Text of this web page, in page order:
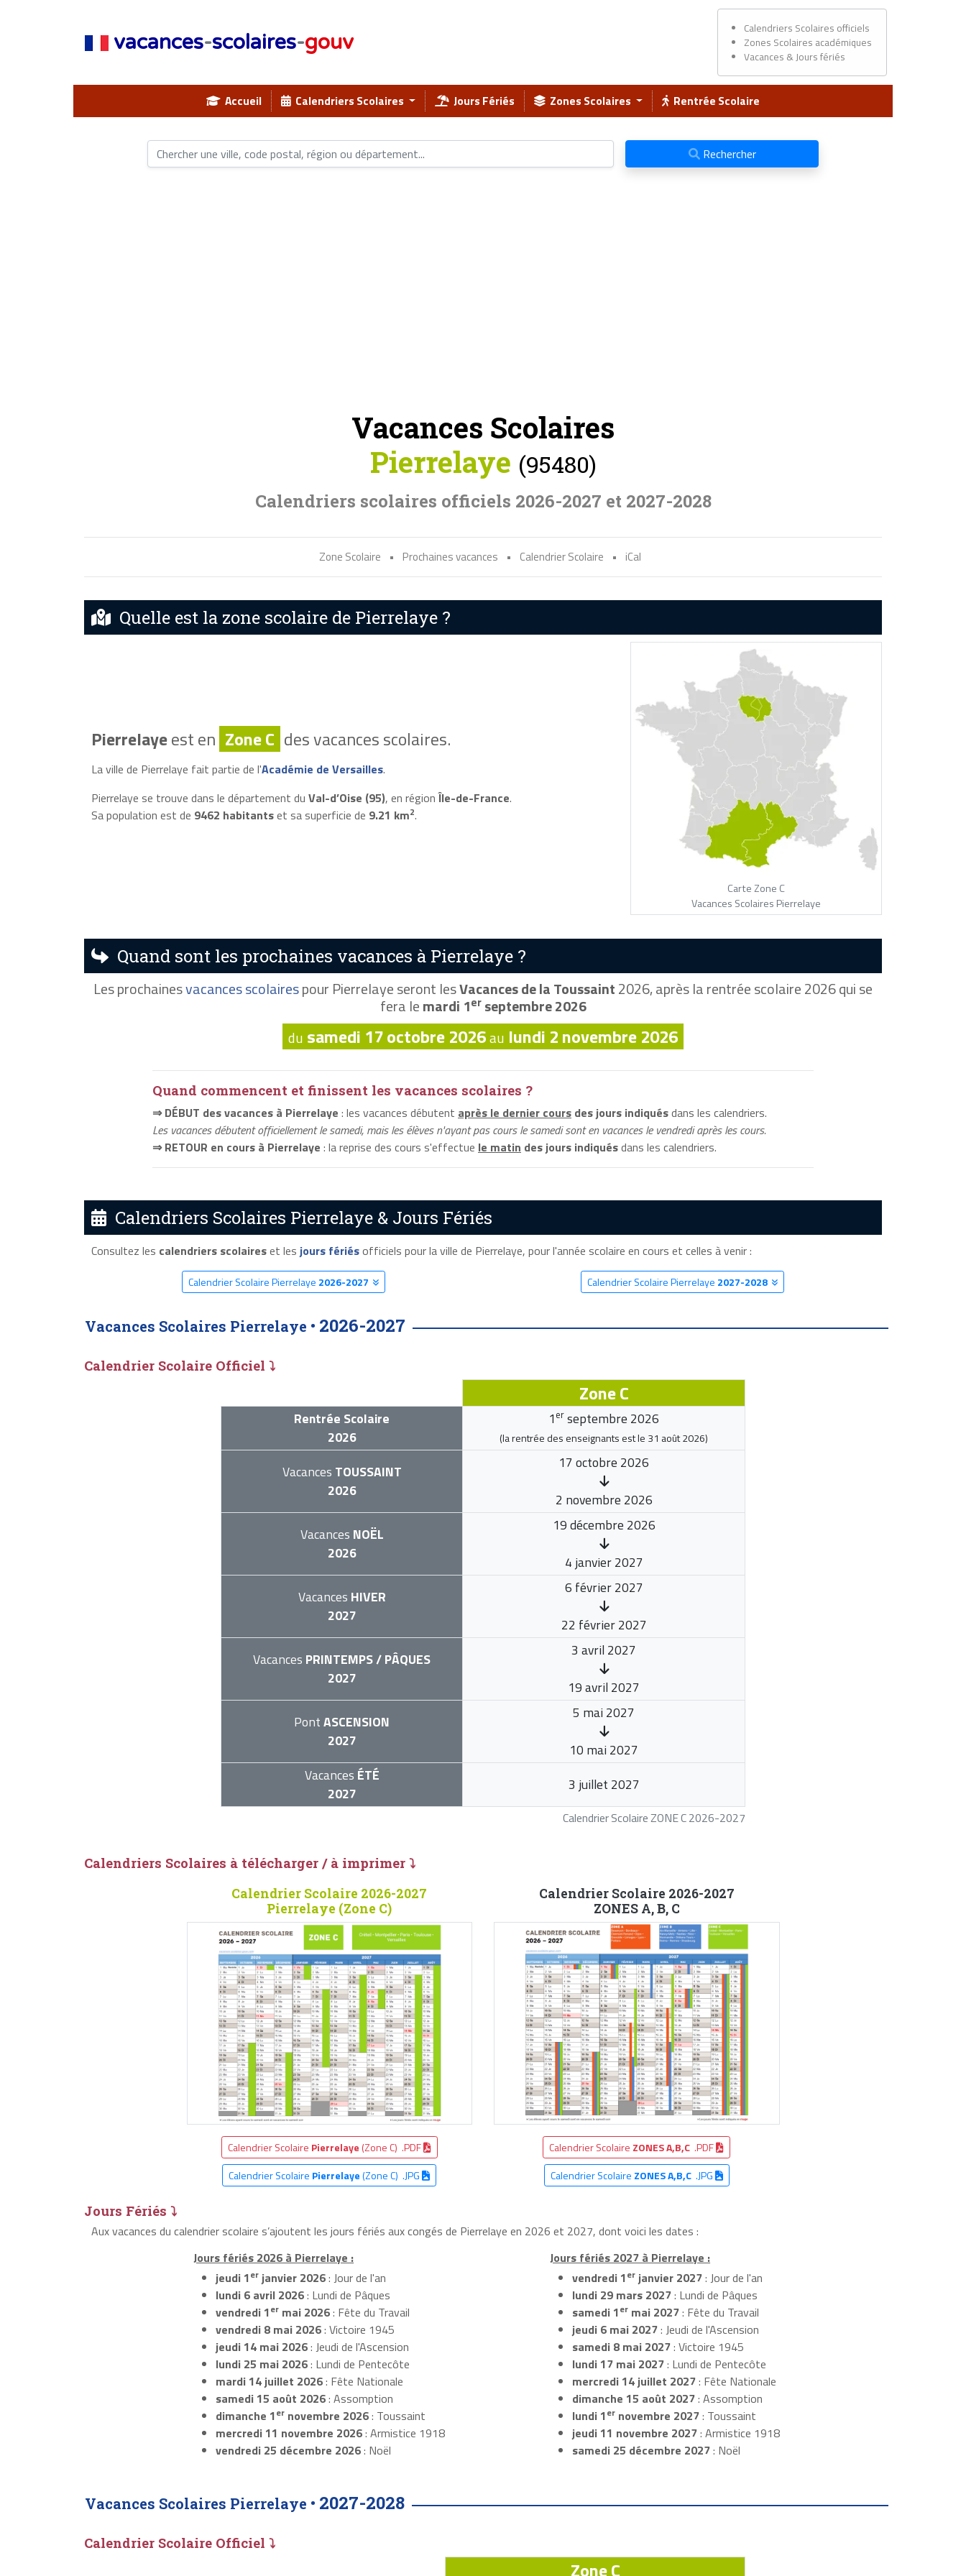
vacances-scolaires-gouv
Calendriers Scolaires officiels
Zones Scolaires académiques
Vacances & Jours fériés
Accueil Calendriers Scolaires Jours Fériés Zones Scolaires Rentrée Scolaire
Rechercher
Vacances Scolaires
Pierrelaye (95480)
Calendriers scolaires officiels 2026-2027 et 2027-2028
Zone Scolaire • Prochaines vacances • Calendrier Scolaire • iCal
Quelle est la zone scolaire de Pierrelaye ?
Pierrelayeest en Zone C des vacances scolaires.
La ville de Pierrelaye fait partie de l'Académie de Versailles.
Pierrelaye se trouve dans le département du Val-d’Oise (95), en régionÎle-de-France.
Sa population est de 9462 habitantset sa superficie de 9.21 km2.
Carte Zone C
Vacances Scolaires Pierrelaye
Quand sont les prochaines vacances à Pierrelaye ?
Les prochainesvacances scolairespour Pierrelaye seront lesVacances de la Toussaint2026, après la rentrée scolaire 2026 qui se
fera lemardi 1erseptembre 2026
du samedi 17 octobre 2026au lundi 2 novembre 2026
Quand commencent et finissent les vacances scolaires ?
⇒ DÉBUT des vacances à Pierrelaye : les vacances débutent après le dernier cours des jours indiquésdans les calendriers.
Les vacances débutent officiellement le samedi, mais les élèves n'ayant pas cours le samedi sont en vacances le vendredi après les cours.
⇒ RETOUR en cours à Pierrelaye : la reprise des cours s'effectue le matin des jours indiquésdans les calendriers.
Calendriers Scolaires Pierrelaye & Jours Fériés
Consultez les calendriers scolaireset les jours fériésofficiels pour la ville de Pierrelaye, pour l'année scolaire en cours et celles à venir :
Calendrier Scolaire Pierrelaye 2026-2027 Calendrier Scolaire Pierrelaye 2027-2028
Vacances Scolaires Pierrelaye • 2026-2027
Calendrier Scolaire Officiel ⤵
Calendrier Scolaire ZONE C 2026-2027
Zone C
Rentrée Scolaire
2026
1 er septembre 2026
(la rentrée des enseignants est le 31 août 2026)
Vacances TOUSSAINT
2026
17 octobre 2026
2 novembre 2026
Vacances NOËL
2026
19 décembre 2026
4 janvier 2027
Vacances HIVER
2027
6 février 2027
22 février 2027
Vacances PRINTEMPS / PÂQUES
2027
3 avril 2027
19 avril 2027
PontASCENSION
2027
5 mai 2027
10 mai 2027
Vacances ÉTÉ
2027
3 juillet 2027
Calendriers Scolaires à télécharger / à imprimer ⤵
Calendrier Scolaire 2026-2027
Pierrelaye (Zone C)
Calendrier Scolaire Pierrelaye (Zone C) .PDF
Calendrier Scolaire Pierrelaye(Zone C) .JPG
Calendrier Scolaire 2026-2027
ZONES A, B, C
Calendrier Scolaire ZONES A,B,C .PDF
Calendrier Scolaire ZONES A,B,C.JPG
Jours Fériés ⤵
Aux vacances du calendrier scolaire s’ajoutent les jours fériés aux congés de Pierrelaye en 2026 et 2027, dont voici les dates :
Jours fériés 2026 à Pierrelaye :
jeudi 1erjanvier 2026: Jour de l'an
lundi 6 avril 2026: Lundi de Pâques
vendredi 1ermai 2026: Fête du Travail
vendredi 8 mai 2026: Victoire 1945
jeudi 14 mai 2026: Jeudi de l'Ascension
lundi 25 mai 2026: Lundi de Pentecôte
mardi 14 juillet 2026: Fête Nationale
samedi 15 août 2026: Assomption
dimanche 1ernovembre 2026: Toussaint
mercredi 11 novembre 2026: Armistice 1918
vendredi 25 décembre 2026: Noël
Jours fériés 2027 à Pierrelaye :
vendredi 1erjanvier 2027: Jour de l'an
lundi 29 mars 2027: Lundi de Pâques
samedi 1ermai 2027: Fête du Travail
jeudi 6 mai 2027: Jeudi de l'Ascension
samedi 8 mai 2027: Victoire 1945
lundi 17 mai 2027: Lundi de Pentecôte
mercredi 14 juillet 2027: Fête Nationale
dimanche 15 août 2027: Assomption
lundi 1ernovembre 2027: Toussaint
jeudi 11 novembre 2027: Armistice 1918
samedi 25 décembre 2027: Noël
Vacances Scolaires Pierrelaye • 2027-2028
Calendrier Scolaire Officiel ⤵
Zone C